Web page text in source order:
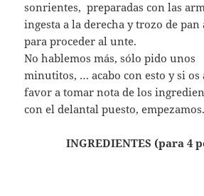
sonrientes, preparadas con las
ingesta a la derecha y trozo de pan
para proceder al unte.
No hablemos más, sólo pido unos
minutitos, … acabo con esto y si os
favor a tomar nota de los
con el delantal puesto, empezamos.
INGREDIENTES (para 4